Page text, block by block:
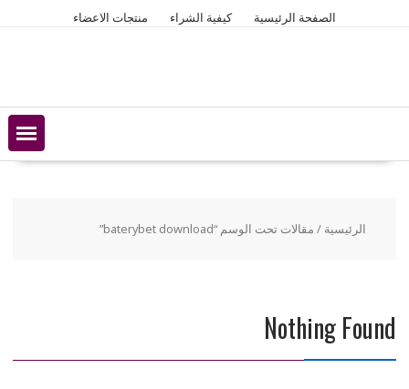
الصفحة الرئيسية كيفية الشراء منتجات الاعضاء
الرئيسية / مقالات تحت الوسم “baterybet download”
Nothing Found